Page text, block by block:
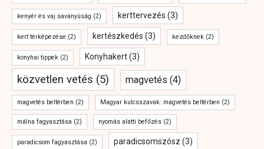
kenyér és vaj savanyúság (2) kerttervezés (3)
kert térképezése (2) kertészkedés (3) kezdőknek (2)
konyhai tippek (2) Konyhakert(3)
közvetlen vetés (5) magvetés (4)
magvetés beltérben (2) Magyar kulcsszavak: magvetés beltérben (2)
málna fagyasztása (2) nyomás alatti befőzés (2)
paradicsom fagyasztása (2) paradicsomszósz (3)